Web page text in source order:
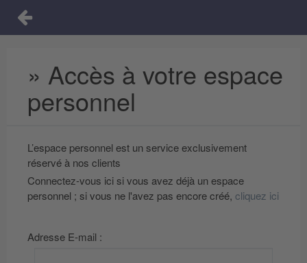
» Accès à votre espace
personnel
L’espace personnel est un service exclusivement
réservé à nos clients
Connectez-vous ici si vous avez déjà un espace
personnel ; si vous ne l'avez pas encore créé, cliquez ici
Adresse E-mail :